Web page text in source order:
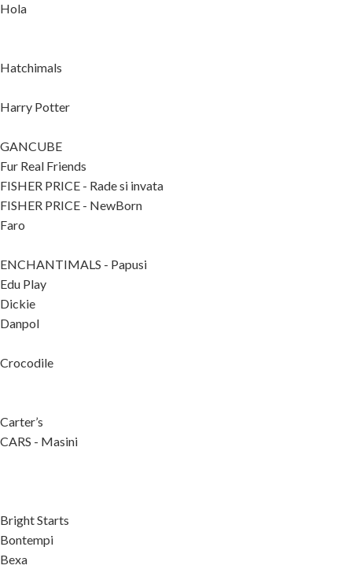
Hola
Hatchimals
Harry Potter
GANCUBE
Fur Real Friends
FISHER PRICE - Rade si invata
FISHER PRICE - NewBorn
Faro
ENCHANTIMALS - Papusi
Edu Play
Dickie
Danpol
Crocodile
Carter’s
CARS - Masini
Bright Starts
Bontempi
Bexa